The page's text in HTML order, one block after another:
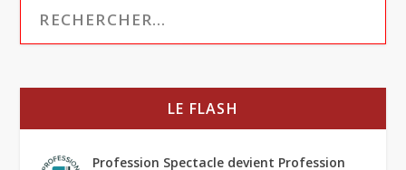
LE FLASH
Profession Spectacle devient Profession